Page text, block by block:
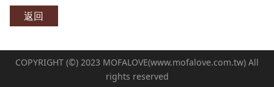
返回
COPYRIGHT (©) 2023 MOFALOVE(www.mofalove.com.tw) All
rights reserved